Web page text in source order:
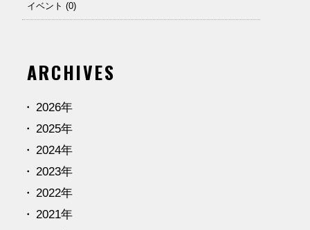
イベント (0)
ARCHIVES
2026年
2025年
2024年
2023年
2022年
2021年